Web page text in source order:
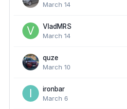
March 14
VladMRS
March 14
quze
March 10
ironbar
March 6